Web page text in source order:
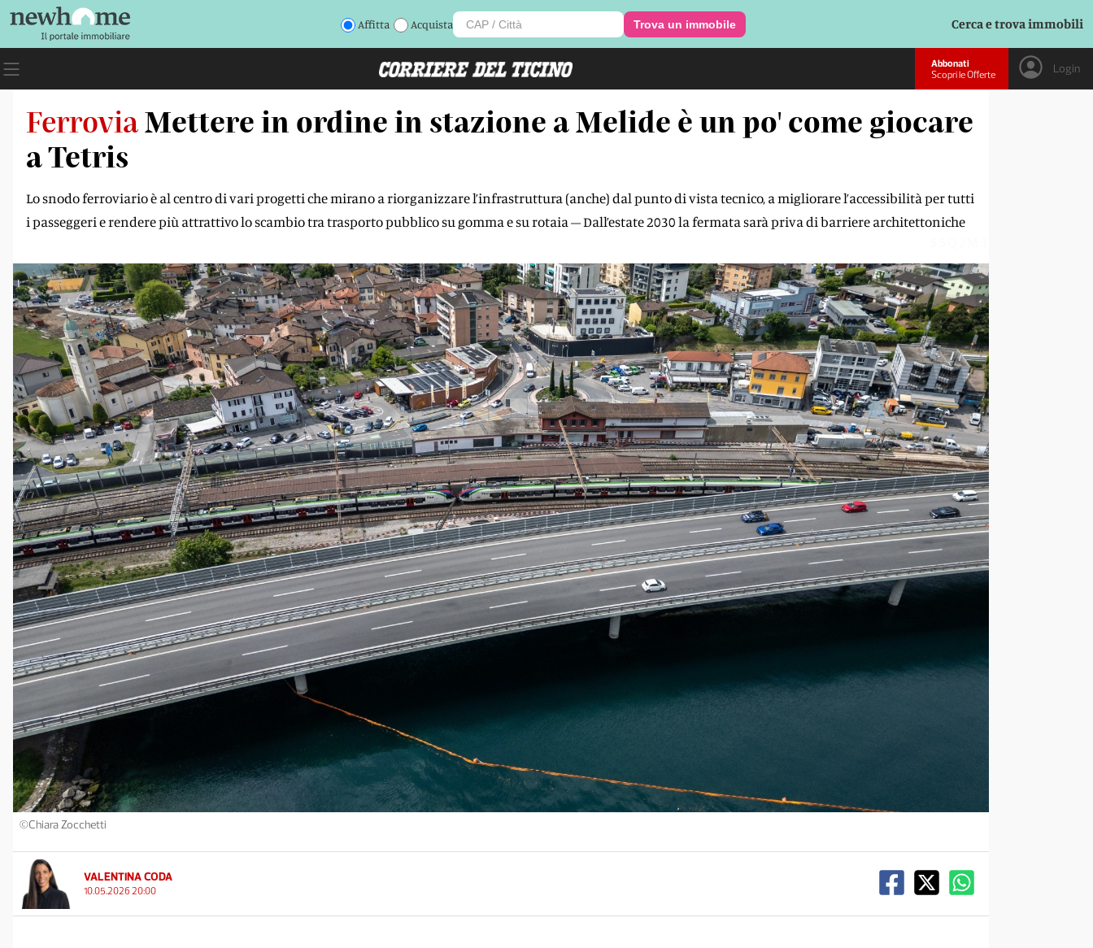
Affitta Acquista Trova un immobile Cerca e trova immobili
Abbonati
Scopri le Offerte
Login
FerroviaMettere in ordine in stazione a Melide è un po' come giocare
a Tetris
Lo snodo ferroviario è al centro di vari progetti che mirano a riorganizzare l’infrastruttura (anche) dal punto di vista tecnico, a migliorare l’accessibilità per tutti
i passeggeri e rendere più attrattivo lo scambio tra trasporto pubblico su gomma e su rotaia – Dall’estate 2030 la fermata sarà priva di barriere architettoniche
©Chiara Zocchetti
VALENTINA CODA
10.05.2026 20:00